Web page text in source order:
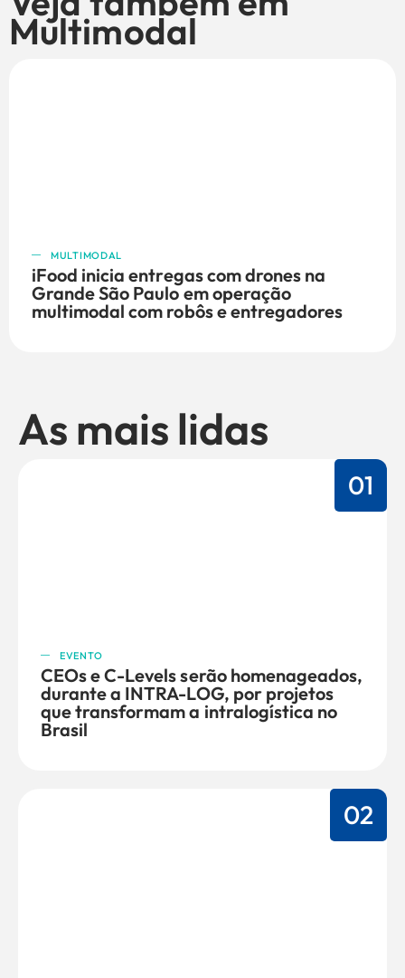
Multimodal
MULTIMODAL
iFood inicia entregas com drones na
Grande São Paulo em operação
multimodal com robôs e entregadores
As mais lidas
01
EVENTO
CEOs e C-Levels serão homenageados,
durante a INTRA-LOG, por projetos
que transformam a intralogística no
Brasil
02